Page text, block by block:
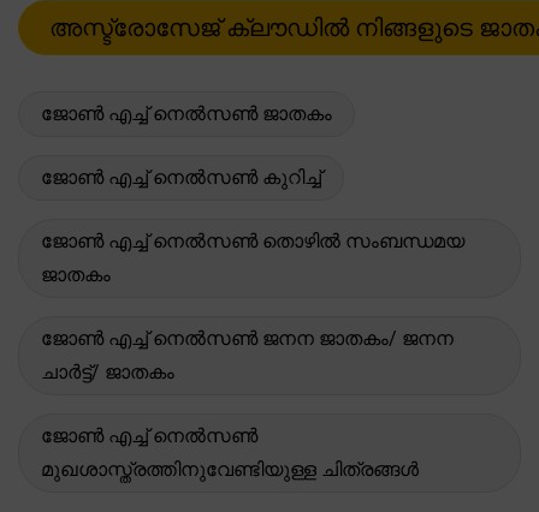
ജോൺ എച്ച് നെൽസൺ ജാതകം
ജോൺ എച്ച് നെൽസൺ കുറിച്ച്
ജോൺ എച്ച് നെൽസൺ തൊഴിൽ സംബന്ധമയ
ജാതകം
ജോൺ എച്ച് നെൽസൺ ജനന ജാതകം/ ജനന
ചാർട്ട്/ ജാതകം
ജോൺ എച്ച് നെൽസൺ
മുഖശാസ്ത്രത്തിനുവേണ്ടിയുള്ള ചിത്രങ്ങൾ